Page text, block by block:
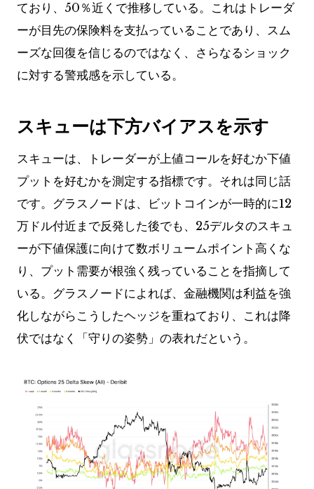
ており、50％近くで推移している。これはトレーダ
ーが目先の保険料を支払っていることであり、スム
ーズな回復を信じるのではなく、さらなるショック
に対する警戒感を示している。
スキューは下方バイアスを示す
スキューは、トレーダーが上値コールを好むか下値
プットを好むかを測定する指標です。それは同じ話
です。グラスノードは、ビットコインが一時的に12
万ドル付近まで反発した後でも、25デルタのスキュ
ーが下値保護に向けて数ボリュームポイント高くな
り、プット需要が根強く残っていることを指摘して
いる。グラスノードによれば、金融機関は利益を強
化しながらこうしたヘッジを重ねており、これは降
伏ではなく「守りの姿勢」の表れだという。